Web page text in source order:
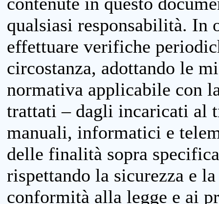
qualsiasi responsabilità. In
effettuare verifiche
circostanza, adottando le
normativa applicabile con
trattati – dagli incaricati al
manuali, informatici e
delle finalità sopra
rispettando la sicurezza e
conformità alla legge e ai